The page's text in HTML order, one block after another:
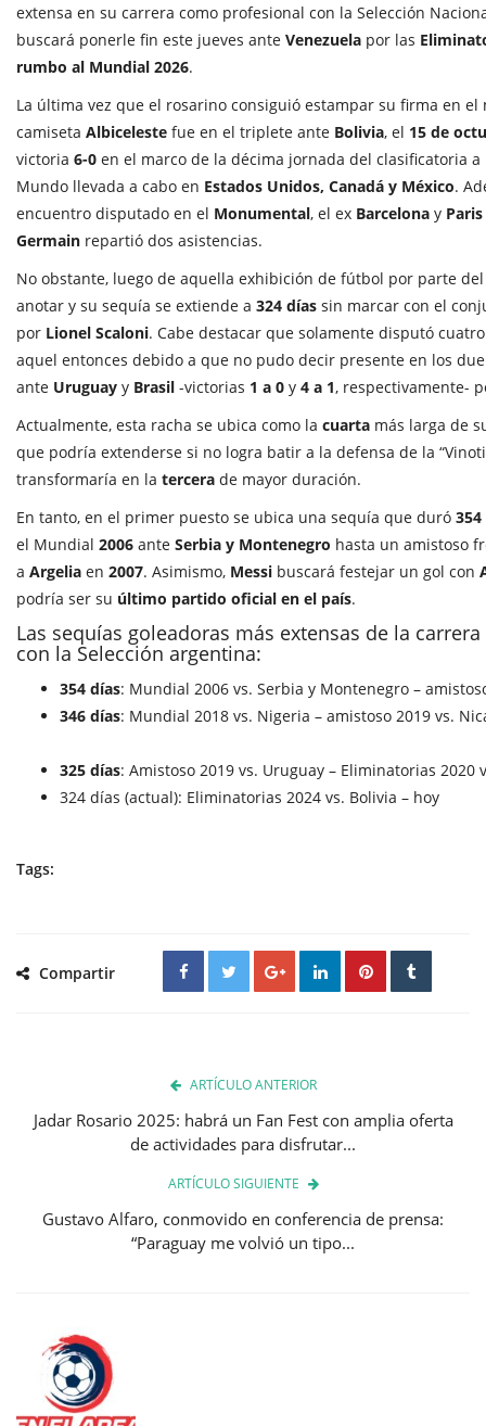
extensa en su carrera como profesional con la Selección
buscará ponerle fin este jueves ante Venezuela por las
rumbo al Mundial 2026.
La última vez que el rosarino consiguió estampar su firma en el
camiseta Albiceleste fue en el triplete ante Bolivia, el 15 de
victoria 6-0 en el marco de la décima jornada del clasificatoria
Mundo llevada a cabo en Estados Unidos, Canadá y México.
encuentro disputado en el Monumental, el ex Barcelona y
Germain repartió dos asistencias.
No obstante, luego de aquella exhibición de fútbol por parte del
anotar y su sequía se extiende a 324 días sin marcar con el
por Lionel Scaloni. Cabe destacar que solamente disputó
aquel entonces debido a que no pudo decir presente en los
ante Uruguay y Brasil -victorias 1 a 0 y 4 a 1, respectivamente-
Actualmente, esta racha se ubica como la cuarta más larga de
que podría extenderse si no logra batir a la defensa de la
transformaría en la tercera de mayor duración.
En tanto, en el primer puesto se ubica una sequía que duró
el Mundial 2006 ante Serbia y Montenegro hasta un amistoso
a Argelia en 2007. Asimismo, Messi buscará festejar un gol con
podría ser su último partido oficial en el país.
Las sequías goleadoras más extensas de la
con la Selección argentina:
354 días: Mundial 2006 vs. Serbia y Montenegro –
346 días: Mundial 2018 vs. Nigeria – amistoso 2019 vs.
325 días: Amistoso 2019 vs. Uruguay – Eliminatorias 2020
324 días (actual): Eliminatorias 2024 vs. Bolivia – hoy
Tags:
Compartir
ARTÍCULO ANTERIOR
Jadar Rosario 2025: habrá un Fan Fest con amplia oferta
de actividades para disfrutar...
ARTÍCULO SIGUIENTE
Gustavo Alfaro, conmovido en conferencia de prensa:
“Paraguay me volvió un tipo...